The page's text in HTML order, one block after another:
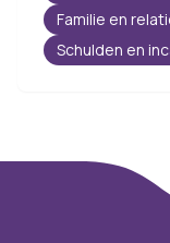
Familie en
Schulden en